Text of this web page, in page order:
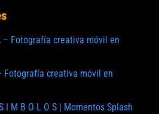
– Fotografía creativa móvil en
Fotografía creativa móvil en
I M B O L O S | Momentos Splash